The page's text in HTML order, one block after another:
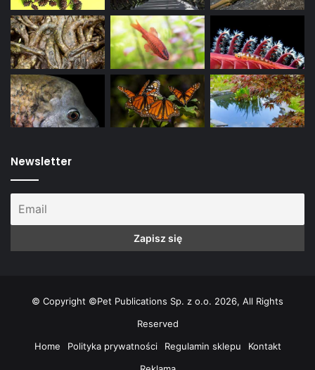
Newsletter
© Copyright ©Pet Publications Sp. z o.o. 2026, All Rights
Reserved
Home
Polityka prywatności Regulamin sklepu
Kontakt